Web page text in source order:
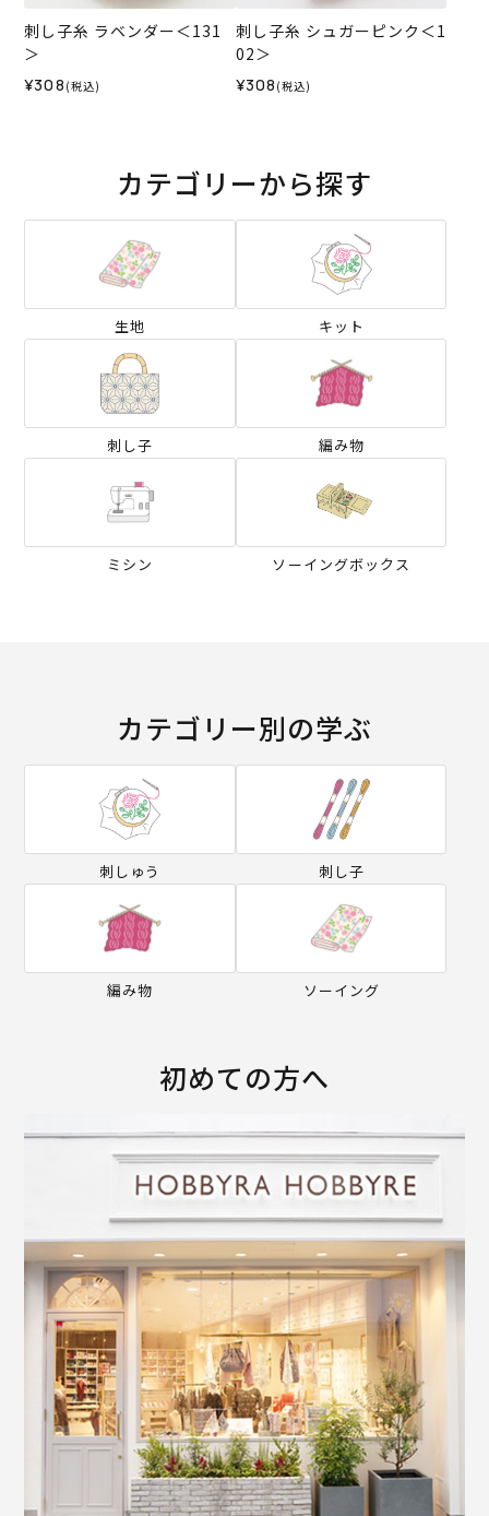
刺し子糸 ラベンダー＜131
＞
¥308 (税込)
刺し子糸 シュガーピンク＜1
02＞
¥308 (税込)
カテゴリーから探す
生地 キット
刺し子 編み物
ミシン ソーイングボックス
カテゴリー別の学ぶ
刺しゅう 刺し子
編み物 ソーイング
初めての方へ